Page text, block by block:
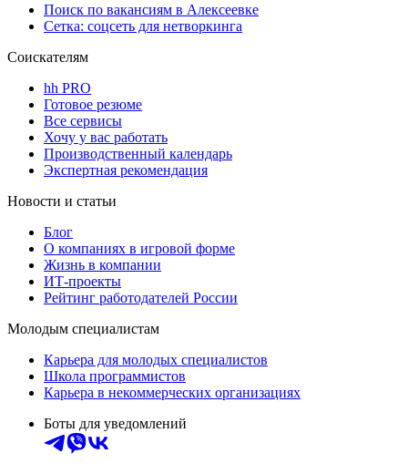
Поиск по вакансиям в Алексеевке
Сетка: соцсеть для нетворкинга
Соискателям
hh PRO
Готовое резюме
Все сервисы
Хочу у вас работать
Производственный календарь
Экспертная рекомендация
Новости и статьи
Блог
О компаниях в игровой форме
Жизнь в компании
ИТ-проекты
Рейтинг работодателей России
Молодым специалистам
Карьера для молодых специалистов
Школа программистов
Карьера в некоммерческих организациях
Боты для уведомлений